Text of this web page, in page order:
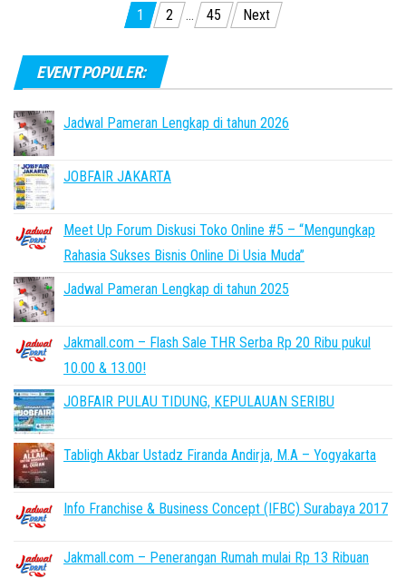
pagination
1 2 … 45 Next
EVENT POPULER:
Jadwal Pameran Lengkap di tahun 2026
JOBFAIR JAKARTA
Meet Up Forum Diskusi Toko Online #5 – “Mengungkap
Rahasia Sukses Bisnis Online Di Usia Muda”
Jadwal Pameran Lengkap di tahun 2025
Jakmall.com – Flash Sale THR Serba Rp 20 Ribu pukul
10.00 & 13.00!
JOBFAIR PULAU TIDUNG, KEPULAUAN SERIBU
Tabligh Akbar Ustadz Firanda Andirja, M.A – Yogyakarta
Info Franchise & Business Concept (IFBC) Surabaya 2017
Jakmall.com – Penerangan Rumah mulai Rp 13 Ribuan